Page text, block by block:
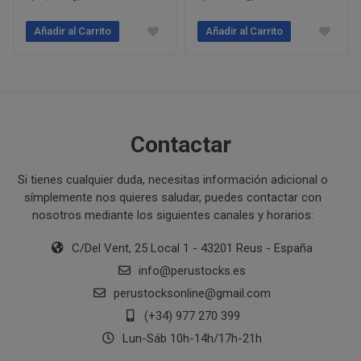
Añadir al Carrito Añadir al Carrito
Contactar
Si tienes cualquier duda, necesitas información adicional o
símplemente nos quieres saludar, puedes contactar con
nosotros mediante los siguientes canales y horarios:
C/Del Vent, 25 Local 1 - 43201 Reus - España
info@perustocks.es
perustocksonline@gmail.com
(+34) 977 270 399
Lun-Sáb 10h-14h/17h-21h
Interés legítimo del responsable
PROCESO DE COMPRA Y/O CONTRATACIÓN
contratación; datos que en cualquier caso serán
PERUSTOCKS.
Los pasos a seguir para realizar la compra son:
Una vez dentro de la web, debemos
requeridos a tal efecto. También nos aparece
newsletter. En la dirección del correo
un mensaje en dónde validamos el email.
Accedemos a la tienda online "ENTRAR"
identifica..